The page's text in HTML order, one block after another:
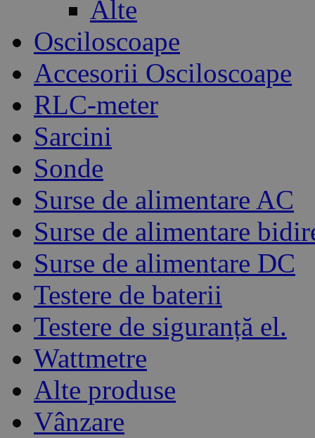
Alte
Osciloscoape
Accesorii Osciloscoape
RLC-meter
Sarcini
Sonde
Surse de alimentare AC
Surse de alimentare
Surse de alimentare DC
Testere de baterii
Testere de siguranță el.
Wattmetre
Alte produse
Vânzare